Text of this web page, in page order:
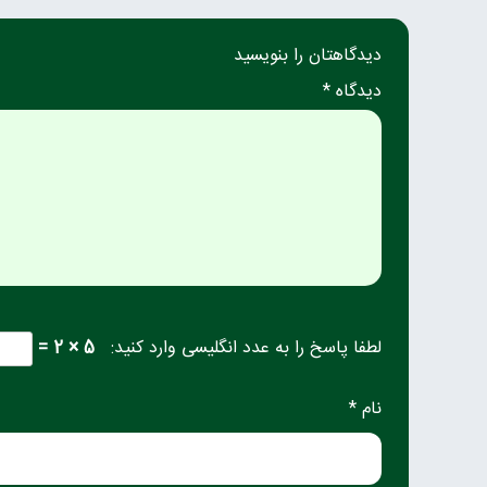
دیدگاهتان را بنویسید
دیدگاه *
لطفا پاسخ را به عدد انگلیسی وارد کنید: 5 × 2 =
نام *